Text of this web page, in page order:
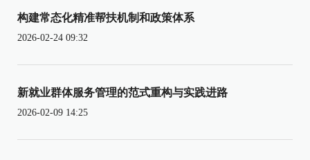
构建常态化精准帮扶机制和政策体系
2026-02-24 09:32
新就业群体服务管理的范式重构与实践进路
2026-02-09 14:25